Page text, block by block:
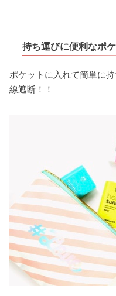
持ち運びに便利なポ
ポケットに入れて簡単に
線遮断！！